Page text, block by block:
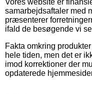
samarbejdsaftaler med
præsenterer
ifald de besøgende vi
Fakta omkring
hele tiden, men det er
imod korrektioner der
opdaterede